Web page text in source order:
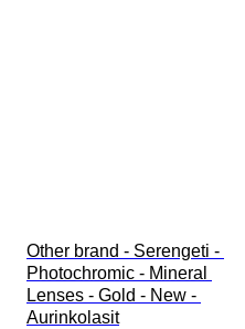
Other brand - Serengeti -
Photochromic - Mineral
Lenses - Gold - New -
Aurinkolasit